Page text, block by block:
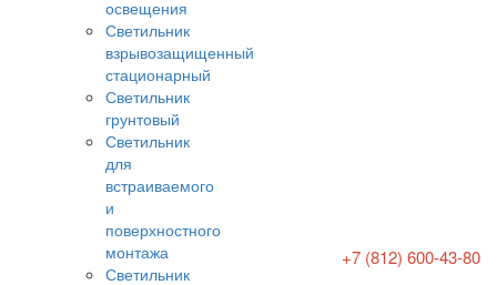
освещения
Светильник
взрывозащищенный
стационарный
Светильник
грунтовый
Светильник
для
встраиваемого
и
поверхностного
монтажа
Светильник
+7 (812) 600-43-80